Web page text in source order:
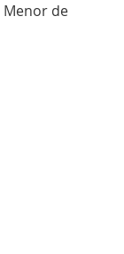
Menor de